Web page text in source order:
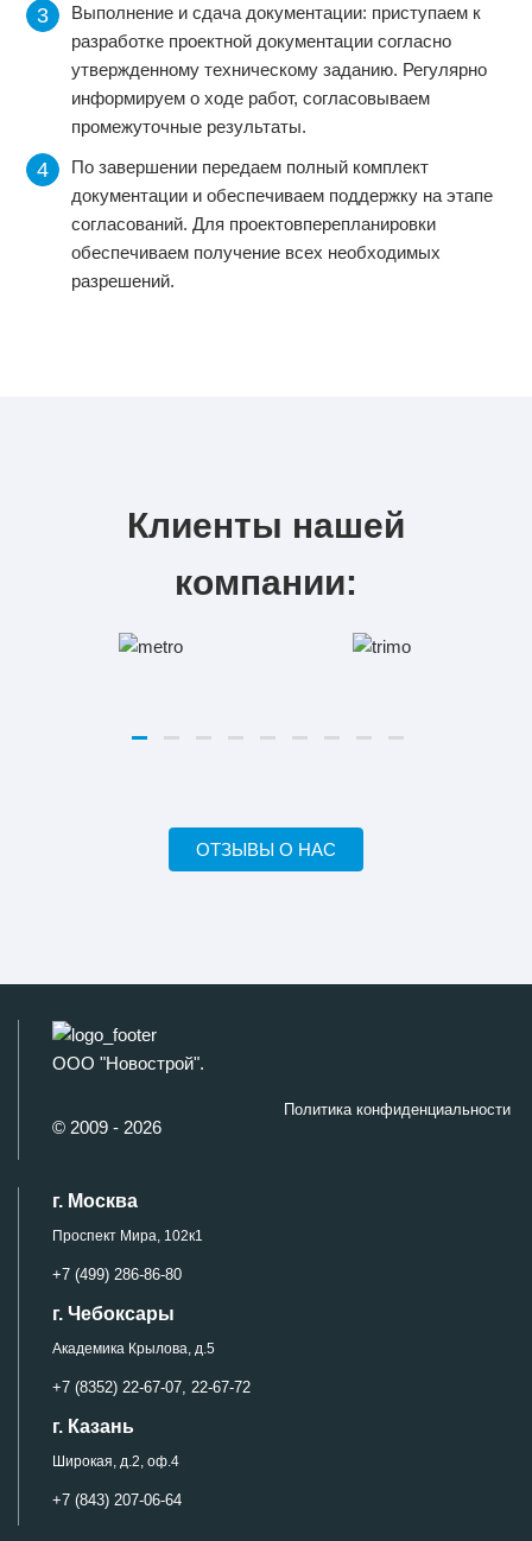
Выполнение и сдача документации: приступаем к
разработке проектной документации согласно
утвержденному техническому заданию. Регулярно
информируем о ходе работ, согласовываем
промежуточные результаты.
По завершении передаем полный комплект
документации и обеспечиваем поддержку на этапе
согласований. Для проектовперепланировки
обеспечиваем получение всех необходимых
разрешений.
Клиенты нашей
компании:
ОТЗЫВЫ О НАС
ООО "Новострой".
© 2009 - 2026
Политика конфиденциальности
г. Москва
Проспект Мира, 102к1
+7 (499) 286-86-80
г. Чебоксары
Академика Крылова, д.5
+7 (8352) 22-67-07, 22-67-72
г. Казань
Широкая, д.2, оф.4
+7 (843) 207-06-64